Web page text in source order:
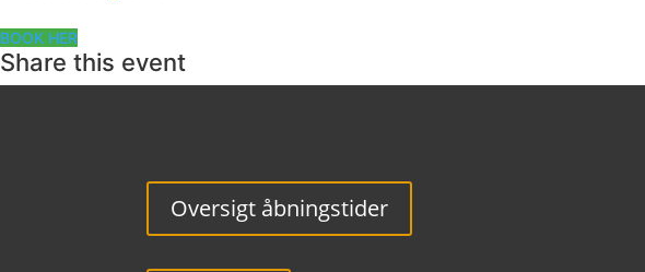
BOOK HER
Share this event
Oversigt åbningstider